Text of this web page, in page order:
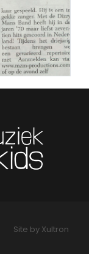
Site by Xultron